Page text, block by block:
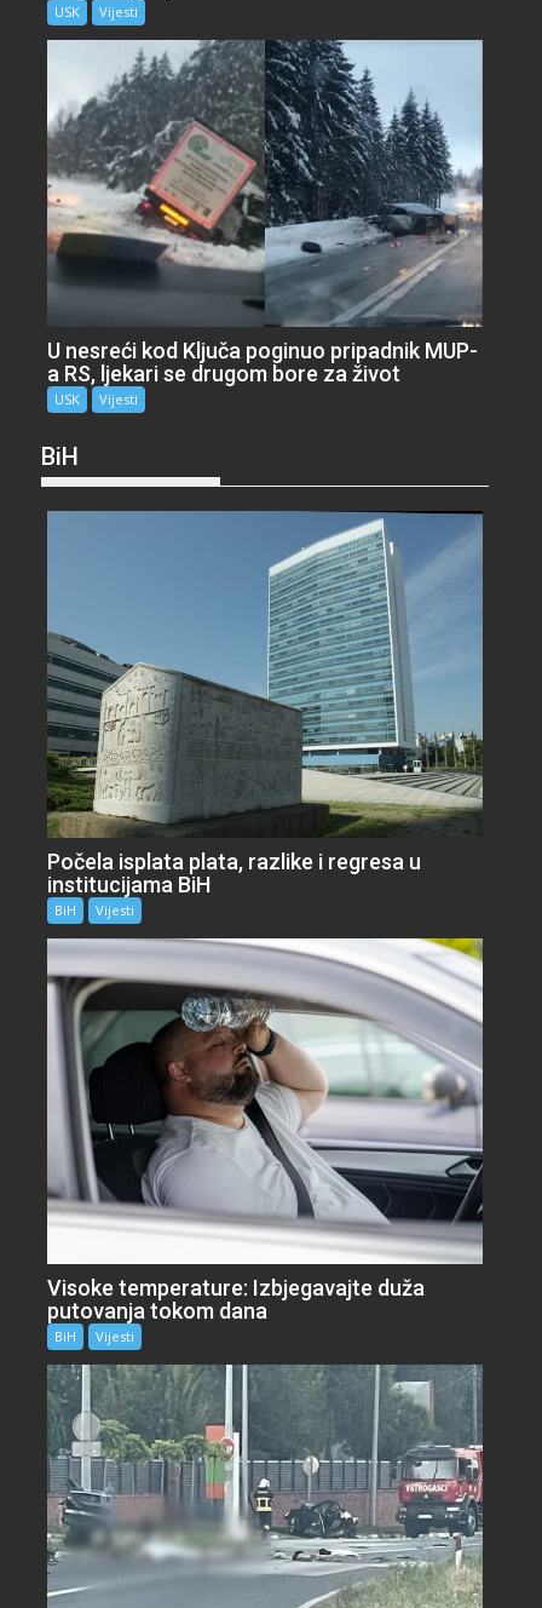
USK Vijesti
U nesreći kod Ključa poginuo pripadnik MUP-
a RS, ljekari se drugom bore za život
USK Vijesti
BiH
Počela isplata plata, razlike i regresa u
institucijama BiH
BiH Vijesti
Visoke temperature: Izbjegavajte duža
putovanja tokom dana
BiH Vijesti